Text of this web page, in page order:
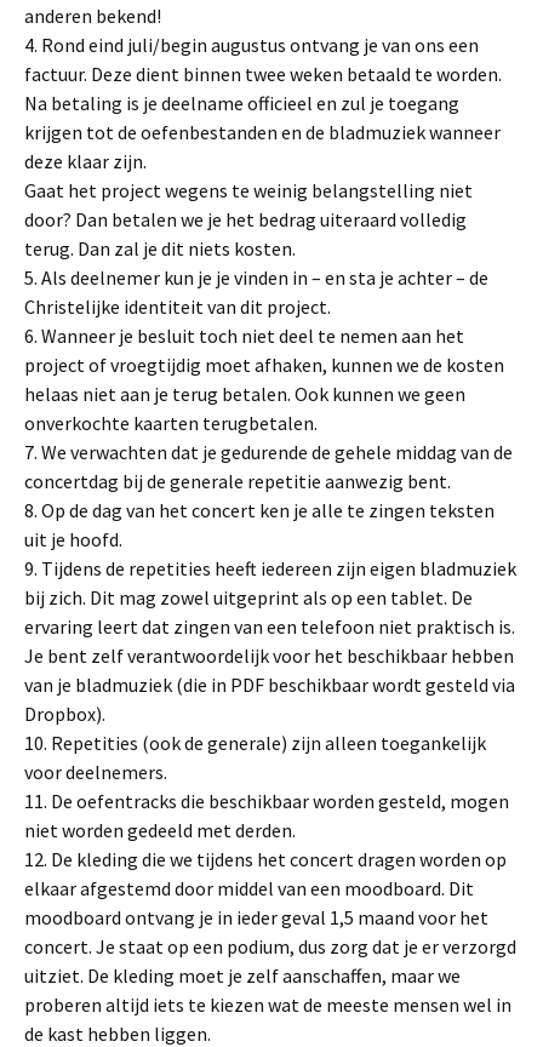
anderen bekend!
4. Rond eind juli/begin augustus ontvang je van ons een
factuur. Deze dient binnen twee weken betaald te worden.
Na betaling is je deelname officieel en zul je toegang
krijgen tot de oefenbestanden en de bladmuziek wanneer
deze klaar zijn.
Gaat het project wegens te weinig belangstelling niet
door? Dan betalen we je het bedrag uiteraard volledig
terug. Dan zal je dit niets kosten.
5. Als deelnemer kun je je vinden in – en sta je achter – de
Christelijke identiteit van dit project.
6. Wanneer je besluit toch niet deel te nemen aan het
project of vroegtijdig moet afhaken, kunnen we de kosten
helaas niet aan je terug betalen. Ook kunnen we geen
onverkochte kaarten terugbetalen.
7. We verwachten dat je gedurende de gehele middag van de
concertdag bij de generale repetitie aanwezig bent.
8. Op de dag van het concert ken je alle te zingen teksten
uit je hoofd.
9. Tijdens de repetities heeft iedereen zijn eigen bladmuziek
bij zich. Dit mag zowel uitgeprint als op een tablet. De
ervaring leert dat zingen van een telefoon niet praktisch is.
Je bent zelf verantwoordelijk voor het beschikbaar hebben
van je bladmuziek (die in PDF beschikbaar wordt gesteld via
Dropbox).
10. Repetities (ook de generale) zijn alleen toegankelijk
voor deelnemers.
11. De oefentracks die beschikbaar worden gesteld, mogen
niet worden gedeeld met derden.
12. De kleding die we tijdens het concert dragen worden op
elkaar afgestemd door middel van een moodboard. Dit
moodboard ontvang je in ieder geval 1,5 maand voor het
concert. Je staat op een podium, dus zorg dat je er verzorgd
uitziet. De kleding moet je zelf aanschaffen, maar we
proberen altijd iets te kiezen wat de meeste mensen wel in
de kast hebben liggen.